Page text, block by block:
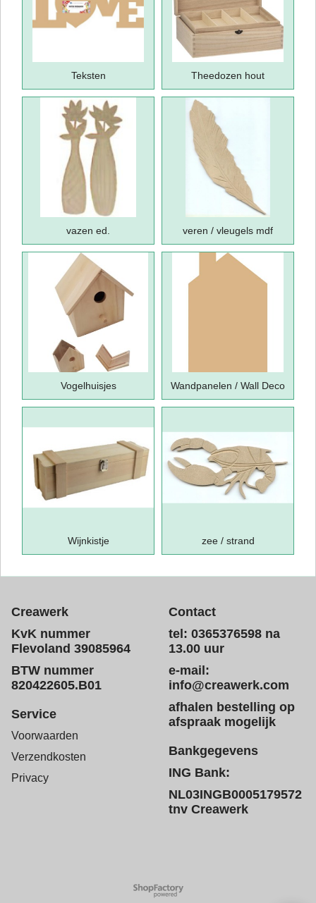
Teksten Theedozen hout
vazen ed. veren / vleugels mdf
Vogelhuisjes Wandpanelen / Wall Deco
Wijnkistje zee / strand
Creawerk
KvK nummer
Flevoland 39085964
BTW nummer
820422605.B01
Contact
tel: 0365376598 na
13.00 uur
e-mail:
info@creawerk.com
afhalen bestelling op
afspraak mogelijk
Service
Voorwaarden
Verzendkosten
Privacy
Bankgegevens
ING Bank:
NL03INGB0005179572
tnv Creawerk
Webwinkel gemaakt met
ShopFactory webwinkel